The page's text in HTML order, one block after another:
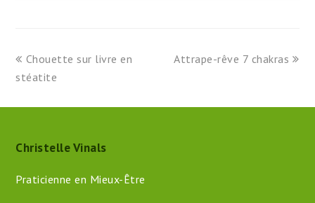
previous
post:
Chouette sur livre en
stéatite
next
Attrape-rêve 7 chakras
Christelle Vinals
Praticienne en Mieux-Être